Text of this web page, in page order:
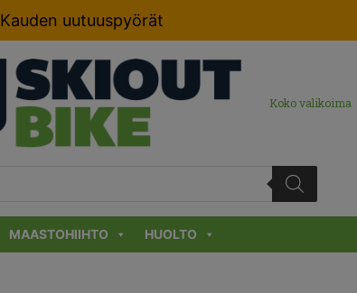
Kauden uutuuspyörät
Koko valikoima
MAASTOHIIHTO HUOLTO